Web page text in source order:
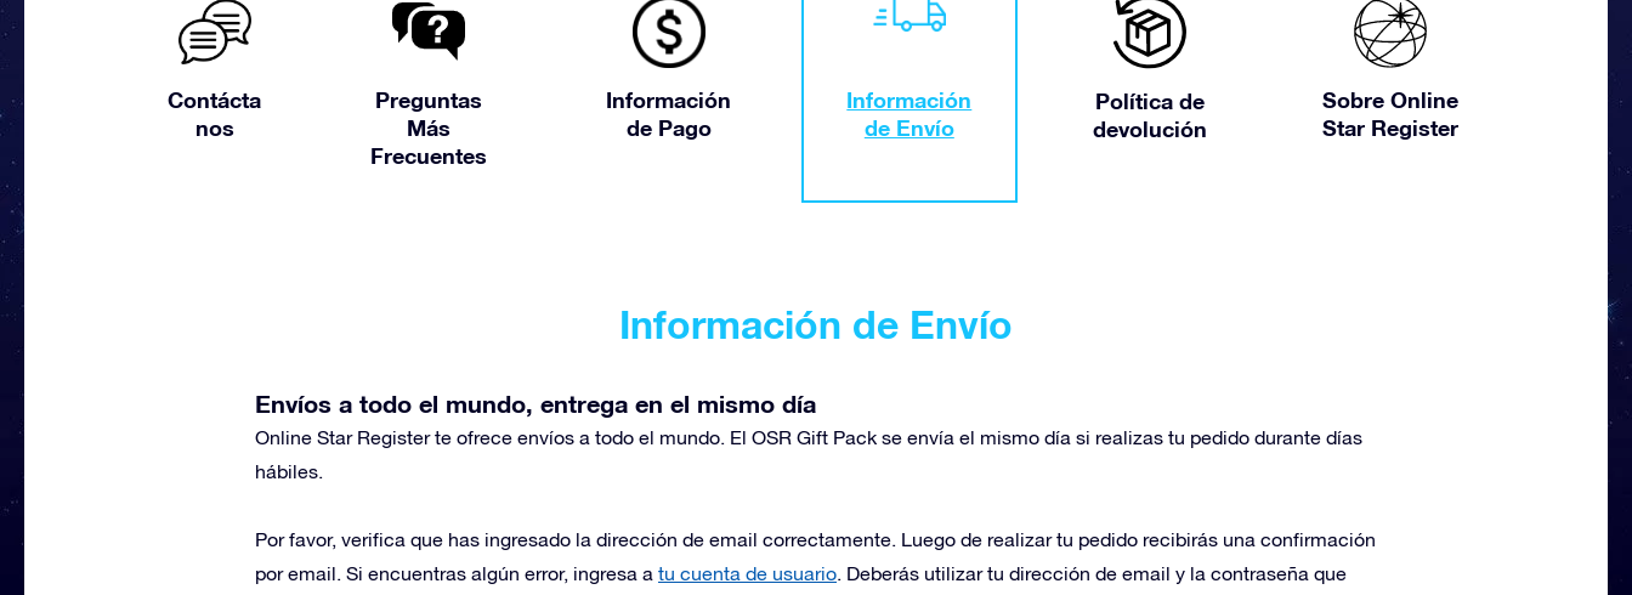
Contácta
nos
Preguntas
Más
Frecuentes
Información
de Pago
Información
de Envío
Política de
devolución
Sobre Online
Star Register
Información de Envío
Envíos a todo el mundo, entrega en el mismo día
Online Star Register te ofrece envíos a todo el mundo. El OSR Gift Pack se envía el mismo día si realizas tu pedido durante días
hábiles.
Por favor, verifica que has ingresado la dirección de email correctamente. Luego de realizar tu pedido recibirás una confirmación
por email. Si encuentras algún error, ingresa a tu cuenta de usuario. Deberás utilizar tu dirección de email y la contraseña que